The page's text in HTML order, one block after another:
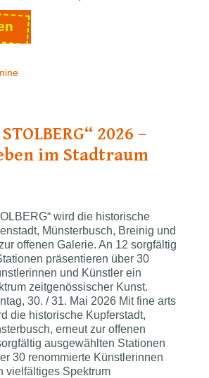
Stolberger
Geistesgrößen:
über
2026 –
im Stadtraum
wird die historische
Münsterbusch, Breinig und
offenen Galerie. An 12 sorgfältig
präsentieren über 30
und Künstler ein
zeitgenössischer Kunst.
30. / 31. Mai 2026 Mit fine arts
die historische Kupferstadt,
erneut zur offenen
ausgewählten Stationen
30 renommierte Künstlerinnen
vielfältiges Spektrum